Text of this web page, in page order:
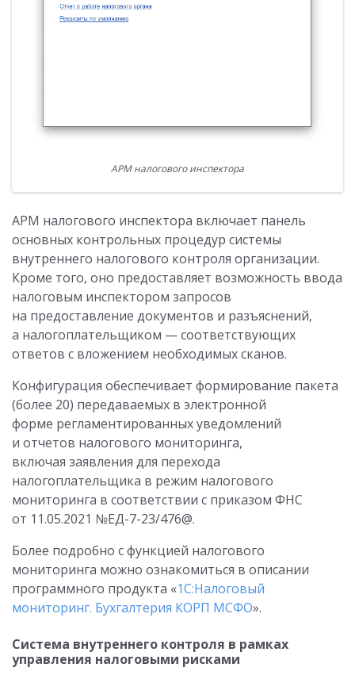
АРМ налогового инспектора
АРМ налогового инспектора включает панель
основных контрольных процедур системы
внутреннего налогового контроля организации.
Кроме того, оно предоставляет возможность ввода
налоговым инспектором запросов
на предоставление документов и разъяснений,
а налогоплательщиком — соответствующих
ответов с вложением необходимых сканов.
Конфигурация обеспечивает формирование пакета
(более 20) передаваемых в электронной
форме регламентированных уведомлений
и отчетов налогового мониторинга,
включая заявления для перехода
налогоплательщика в режим налогового
мониторинга в соответствии с приказом ФНС
от 11.05.2021 №ЕД-7-23/476@.
Более подробно с функцией налогового
мониторинга можно ознакомиться в описании
программного продукта «1C:Налоговый
мониторинг. Бухгалтерия КОРП МСФО».
Система внутреннего контроля в рамках
управления налоговыми рисками